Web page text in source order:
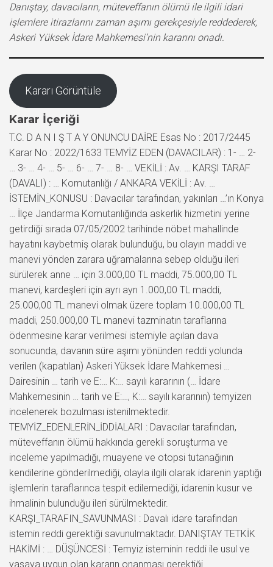
Danıştay, davacıların, müteveffanın ölümü ile ilgili idari
işlemlere itirazlarını zaman aşımı gerekçesiyle reddederek,
Askeri Yüksek İdare Mahkemesi’nin kararını onadı.
Kararı Görüntüle
Karar İçeriği
T.C. D A N I Ş T A Y ONUNCU DAİRE Esas No : 2017/2445
Karar No : 2022/1633 TEMYİZ EDEN (DAVACILAR) : 1- … 2-
… 3- … 4- … 5- … 6- … 7- … 8- … VEKİLİ : Av. … KARŞI TARAF
(DAVALI) : … Komutanlığı / ANKARA VEKİLİ : Av. …
İSTEMİN_KONUSU : Davacılar tarafından, yakınları …’ın Konya
… İlçe Jandarma Komutanlığında askerlik hizmetini yerine
getirdiği sırada 07/05/2002 tarihinde nöbet mahallinde
hayatını kaybetmiş olarak bulunduğu, bu olayın maddi ve
manevi yönden zarara uğramalarına sebep olduğu ileri
sürülerek anne … için 3.000,00 TL maddi, 75.000,00 TL
manevi, kardeşleri için ayrı ayrı 1.000,00 TL maddi,
25.000,00 TL manevi olmak üzere toplam 10.000,00 TL
maddi, 250.000,00 TL manevi tazminatın taraflarına
ödenmesine karar verilmesi istemiyle açılan dava
sonucunda, davanın süre aşımı yönünden reddi yolunda
verilen (kapatılan) Askeri Yüksek İdare Mahkemesi …
Dairesinin … tarih ve E:… K:… sayılı kararının (… İdare
Mahkemesinin … tarih ve E:…, K:… sayılı kararının) temyizen
incelenerek bozulması istenilmektedir.
TEMYİZ_EDENLERİN_İDDİALARI : Davacılar tarafından,
müteveffanın ölümü hakkında gerekli soruşturma ve
inceleme yapılmadığı, muayene ve otopsi tutanağının
kendilerine gönderilmediği, olayla ilgili olarak idarenin yaptığı
işlemlerin taraflarınca tespit edilemediği, idarenin kusur ve
ihmalinin bulunduğu ileri sürülmektedir.
KARŞI_TARAFIN_SAVUNMASI : Davalı idare tarafından
istemin reddi gerektiği savunulmaktadır. DANIŞTAY TETKİK
HAKİMİ : … DÜŞÜNCESİ : Temyiz isteminin reddi ile usul ve
yasaya uygun olan kararın onanması gerektiği